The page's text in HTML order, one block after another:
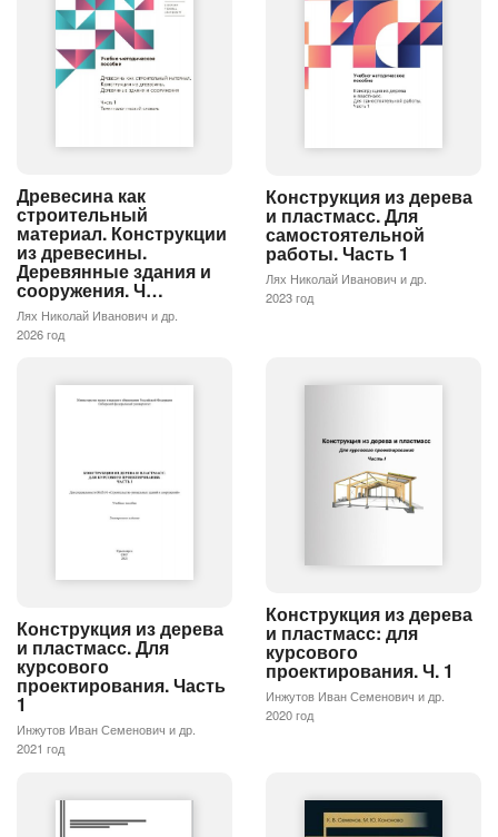
Древесина как
строительный
материал. Конструкции
из древесины.
Деревянные здания и
сооружения. Ч…
Лях Николай Иванович и др.
2026 год
Конструкция из дерева
и пластмасс. Для
самостоятельной
работы. Часть 1
Лях Николай Иванович и др.
2023 год
Конструкция из дерева
и пластмасс. Для
курсового
проектирования. Часть
1
Инжутов Иван Семенович и др.
2021 год
Конструкция из дерева
и пластмасс: для
курсового
проектирования. Ч. 1
Инжутов Иван Семенович и др.
2020 год